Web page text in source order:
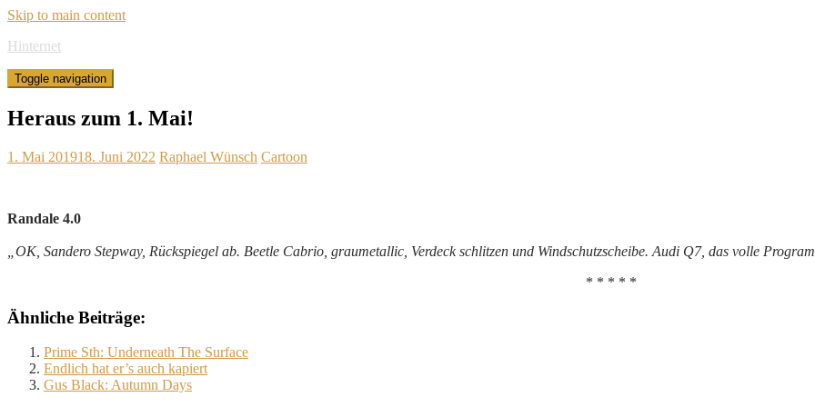
Skip to main content
Hinternet
Toggle navigation
Heraus zum 1. Mai!
1. Mai 201918. Juni 2022 Raphael Wünsch Cartoon
Randale 4.0
„OK, Sandero Stepway, Rückspiegel ab. Beetle Cabrio, graumetallic, Verdeck schlitzen und Windschutzscheibe. Audi Q7, das volle
* * * * *
Ähnliche Beiträge:
Prime Sth: Underneath The Surface
Endlich hat er’s auch kapiert
Gus Black: Autumn Days